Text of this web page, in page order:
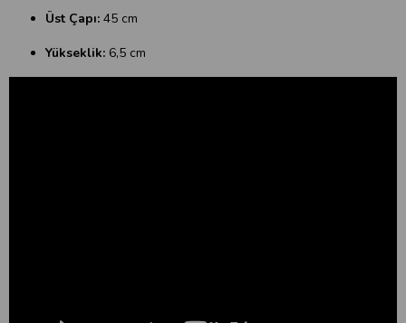
Üst Çapı: 45 cm
Yükseklik: 6,5 cm